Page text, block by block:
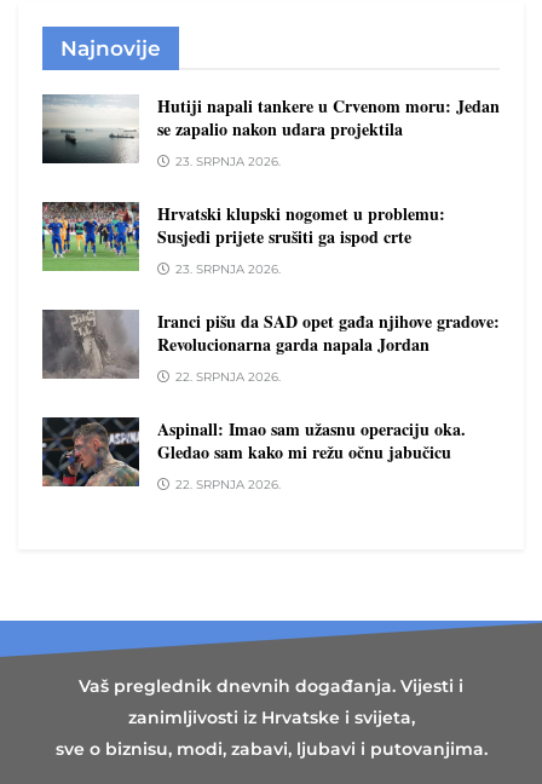
Najnovije
Hutiji napali tankere u Crvenom moru: Jedan
se zapalio nakon udara projektila
23. SRPNJA 2026.
Hrvatski klupski nogomet u problemu:
Susjedi prijete srušiti ga ispod crte
23. SRPNJA 2026.
Iranci pišu da SAD opet gađa njihove gradove:
Revolucionarna garda napala Jordan
22. SRPNJA 2026.
Aspinall: Imao sam užasnu operaciju oka.
Gledao sam kako mi režu očnu jabučicu
22. SRPNJA 2026.
Vaš preglednik dnevnih događanja. Vijesti i
zanimljivosti iz Hrvatske i svijeta,
sve o biznisu, modi, zabavi, ljubavi i putovanjima.